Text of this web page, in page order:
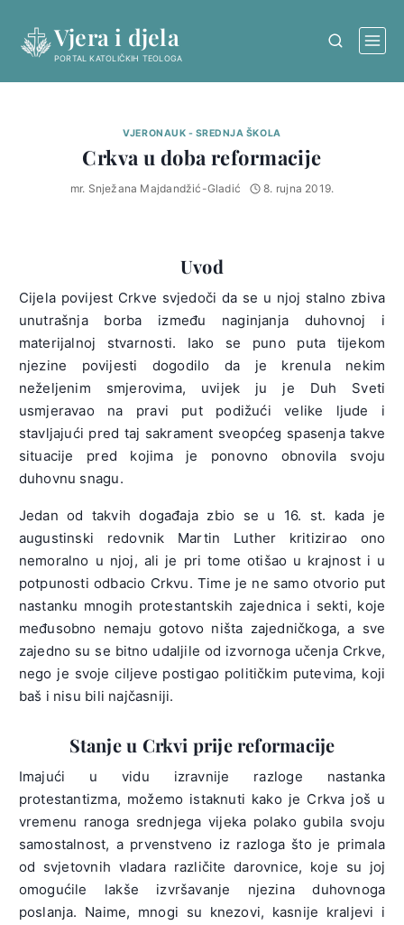
content
Vjera i djela
PORTAL KATOLIČKIH TEOLOGA
VJERONAUK - SREDNJA ŠKOLA
Crkva u doba reformacije
mr. Snježana Majdandžić-Gladić 8. rujna 2019.
Uvod
Cijela povijest Crkve svjedoči da se u njoj stalno zbiva
unutrašnja borba između naginjanja duhovnoj i
materijalnoj stvarnosti. Iako se puno puta tijekom
njezine povijesti dogodilo da je krenula nekim
neželjenim smjerovima, uvijek ju je Duh Sveti
usmjeravao na pravi put podižući velike ljude i
stavljajući pred taj sakrament sveopćeg spasenja takve
situacije pred kojima je ponovno obnovila svoju
duhovnu snagu.
Jedan od takvih događaja zbio se u 16. st. kada je
augustinski redovnik Martin Luther kritizirao ono
nemoralno u njoj, ali je pri tome otišao u krajnost i u
potpunosti odbacio Crkvu. Time je ne samo otvorio put
nastanku mnogih protestantskih zajednica i sekti, koje
međusobno nemaju gotovo ništa zajedničkoga, a sve
zajedno su se bitno udaljile od izvornoga učenja Crkve,
nego je svoje ciljeve postigao političkim putevima, koji
baš i nisu bili najčasniji.
Stanje u Crkvi prije reformacije
Imajući u vidu izravnije razloge nastanka
protestantizma, možemo istaknuti kako je Crkva još u
vremenu ranoga srednjega vijeka polako gubila svoju
samostalnost, a prvenstveno iz razloga što je primala
od svjetovnih vladara različite darovnice, koje su joj
omogućile lakše izvršavanje njezina duhovnoga
poslanja. Naime, mnogi su knezovi, kasnije kraljevi i